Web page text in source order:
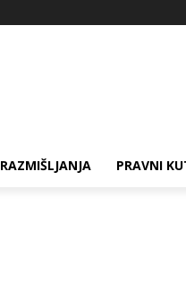
RAZMIŠLJANJA PRAVNI